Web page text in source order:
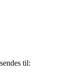
til: